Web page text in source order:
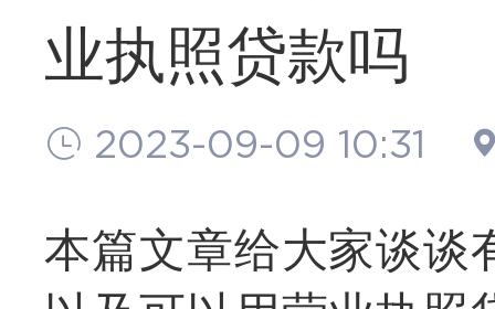
业执照贷款吗
2023-09-09 10:31
本篇文章给大家谈谈